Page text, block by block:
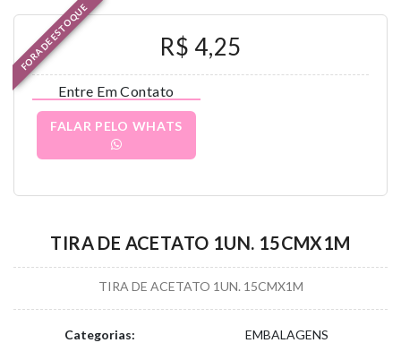
FORA DE ESTOQUE R$ 4,25
Entre Em Contato
FALAR PELO WHATS
TIRA DE ACETATO 1UN. 15CMX1M
TIRA DE ACETATO 1UN. 15CMX1M
Categorias: EMBALAGENS